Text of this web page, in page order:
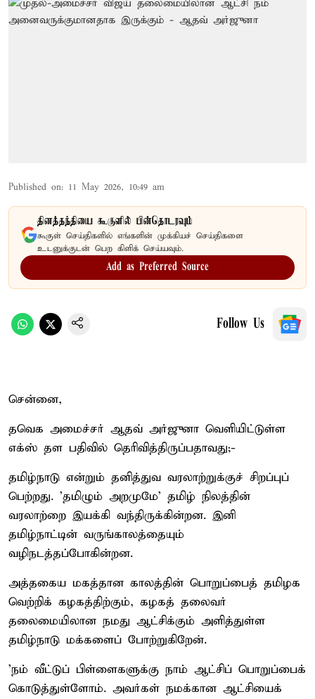
Published on: 11 May 2026, 10:49 am
தினத்தந்தியை கூகுளில் பின்தொடரவும்
கூகுள் செய்திகளில் எங்களின் முக்கியச் செய்திகளை
உடனுக்குடன் பெற கிளிக் செய்யவும்.
Add as Preferred Source
Follow Us
சென்னை,
தவெக அமைச்சர் ஆதவ் அர்ஜுனா வெளியிட்டுள்ள
எக்ஸ் தள பதிவில் தெரிவித்திருப்பதாவது;-
தமிழ்நாடு என்றும் தனித்துவ வரலாற்றுக்குச் சிறப்புப்
பெற்றது. 'தமிழும் அறமுமே' தமிழ் நிலத்தின்
வரலாற்றை இயக்கி வந்திருக்கின்றன. இனி
தமிழ்நாட்டின் வருங்காலத்தையும்
வழிநடத்தப்போகின்றன.
அத்தகைய மகத்தான காலத்தின் பொறுப்பைத் தமிழக
வெற்றிக் கழகத்திற்கும், கழகத் தலைவர்
தலைமையிலான நமது ஆட்சிக்கும் அளித்துள்ள
தமிழ்நாடு மக்களைப் போற்றுகிறேன்.
'நம் வீட்டுப் பிள்ளைகளுக்கு நாம் ஆட்சிப் பொறுப்பைக்
கொடுத்துள்ளோம். அவர்கள் நமக்கான ஆட்சியைக்